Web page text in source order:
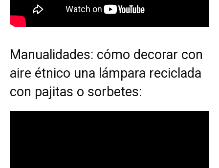
Manualidades: cómo decorar con
aire étnico una lámpara reciclada
con pajitas o sorbetes: